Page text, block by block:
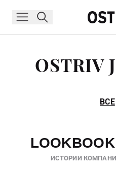
OSTRIV
ВСЕ
ИСТОРИИ